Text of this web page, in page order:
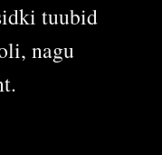
tuubid
nagu